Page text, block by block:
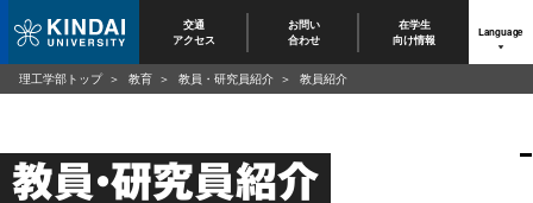
交通
アクセス
お問い
合わせ
在学生
向け情報
Language
教員・研究員紹介
理工学部トップ 教育 教員・研究員紹介 教員紹介